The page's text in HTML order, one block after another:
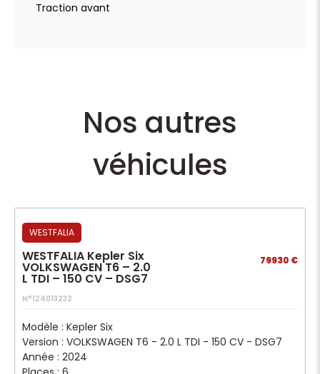
Traction avant
Nos autres
véhicules
WESTFALIA
WESTFALIA Kepler Six
VOLKSWAGEN T6 – 2.0
L TDI – 150 CV – DSG7
79930 €
N°124013232
Modèle : Kepler Six
Version : VOLKSWAGEN T6 - 2.0 L TDI - 150 CV - DSG7
Année : 2024